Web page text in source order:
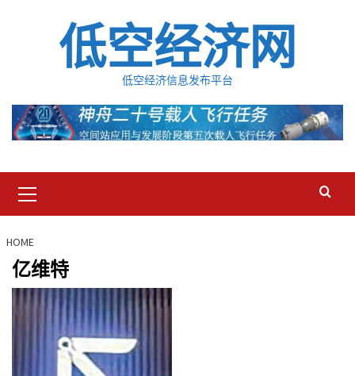
低空经济网
低空经济信息发布平台
Menu
HOME
亿维特